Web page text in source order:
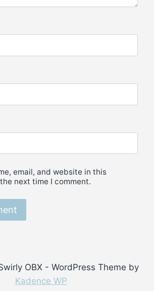
email, and website in this
next time I comment.
OBX - WordPress Theme by
Kadence WP